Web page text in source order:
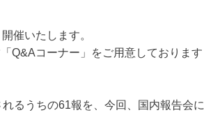
催いたします。
Q&Aコーナー」をご用意しております
るうちの61報を、今回、国内報告会に